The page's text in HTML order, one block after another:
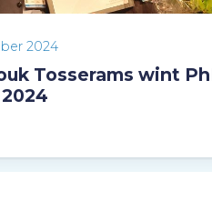
2024
Tosserams wint